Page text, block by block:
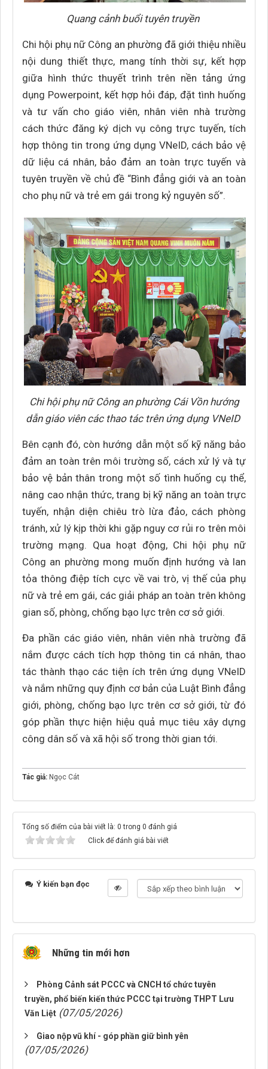
Quang cảnh buổi tuyên truyền
Chi hội phụ nữ Công an phường đã giới thiệu nhiều
nội dung thiết thực, mang tính thời sự, kết hợp
giữa hình thức thuyết trình trên nền tảng ứng
dụng Powerpoint, kết hợp hỏi đáp, đặt tình huống
và tư vấn cho giáo viên, nhân viên nhà trường
cách thức đăng ký dịch vụ công trực tuyến, tích
hợp thông tin trong ứng dụng VNeID, cách bảo vệ
dữ liệu cá nhân, bảo đảm an toàn trực tuyến và
tuyên truyền về chủ đề “Bình đẳng giới và an toàn
cho phụ nữ và trẻ em gái trong kỷ nguyên số”.
Chi hội phụ nữ Công an phường Cái Vồn hướng
dẫn giáo viên các thao tác trên ứng dụng VNeID
Bên cạnh đó, còn hướng dẫn một số kỹ năng bảo
đảm an toàn trên môi trường số, cách xử lý và tự
bảo vệ bản thân trong một số tình huống cụ thể,
nâng cao nhận thức, trang bị kỹ năng an toàn trực
tuyến, nhận diện chiêu trò lừa đảo, cách phòng
tránh, xử lý kịp thời khi gặp nguy cơ rủi ro trên môi
trường mạng. Qua hoạt động, Chi hội phụ nữ
Công an phường mong muốn định hướng và lan
tỏa thông điệp tích cực về vai trò, vị thế của phụ
nữ và trẻ em gái, các giải pháp an toàn trên không
gian số, phòng, chống bạo lực trên cơ sở giới.
Đa phần các giáo viên, nhân viên nhà trường đã
nắm được cách tích hợp thông tin cá nhân, thao
tác thành thạo các tiện ích trên ứng dụng VNeID
và nắm những quy định cơ bản của Luật Bình đẳng
giới, phòng, chống bạo lực trên cơ sở giới, từ đó
góp phần thực hiện hiệu quả mục tiêu xây dựng
công dân số và xã hội số trong thời gian tới.
Tác giả: Ngọc Cát
Tổng số điểm của bài viết là: 0 trong 0 đánh giá
Click để đánh giá bài viết
Ý kiến bạn đọc
Những tin mới hơn
Phòng Cảnh sát PCCC và CNCH tổ chức tuyên
truyền, phổ biến kiến thức PCCC tại trường THPT Lưu
Văn Liệt (07/05/2026)
Giao nộp vũ khí - góp phần giữ bình yên
(07/05/2026)